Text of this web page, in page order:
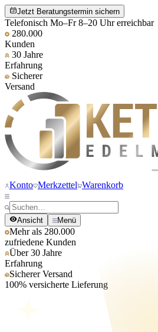
Jetzt Beratungstermin sichern
Telefonisch Mo–Fr 8–20 Uhr erreichbar
280.000
Kunden
30 Jahre
Erfahrung
Sicherer
Versand
Konto Merkzettel Warenkorb
Ansicht Menü
Mehr als 280.000
zufriedene Kunden
Über 30 Jahre
Erfahrung
Sicherer Versand
100% versicherte Lieferung